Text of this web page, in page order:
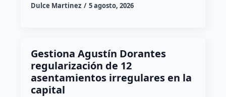
Dulce Martinez 5 agosto, 2026
Gestiona Agustín Dorantes
regularización de 12
asentamientos irregulares en la
capital